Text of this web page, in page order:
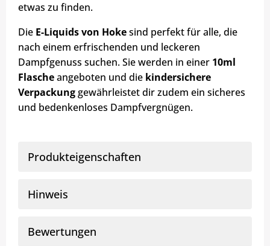
etwas zu finden.
Die E-Liquids von Hokesind perfekt für alle, die
nach einem erfrischenden und leckeren
Dampfgenuss suchen. Sie werden in einer 10ml
Flascheangeboten und die kindersichere
Verpackunggewährleistet dir zudem ein sicheres
und bedenkenloses Dampfvergnügen.
Produkteigenschaften
Hinweis
Bewertungen